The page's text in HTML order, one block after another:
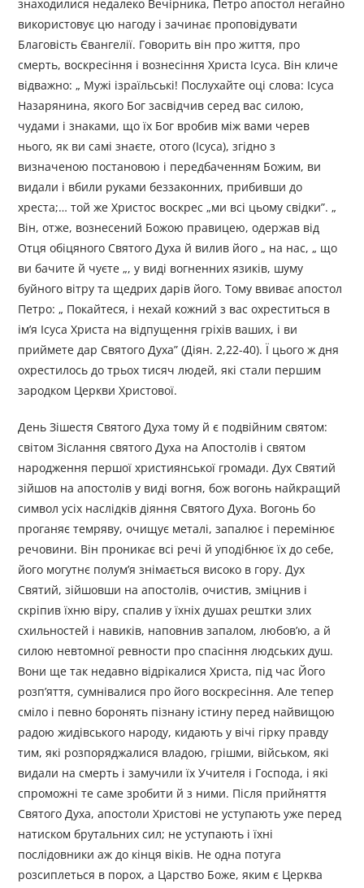
знаходилися недалеко Вечірника, Петро апостол негайно
використовує цю нагоду і зачинає проповідувати
Благовість Євангелії. Говорить він про життя, про
смерть, воскресіння і вознесіння Христа Ісуса. Він кличе
відважно: „ Мужі ізраїльські! Послухайте оці слова: Ісуса
Назарянина, якого Бог засвідчив серед вас силою,
чудами і знаками, що їх Бог вробив між вами черев
нього, як ви самі знаєте, отого (Ісуса), згідно з
визначеною постановою і передбаченням Божим, ви
видали і вбили руками беззаконних, прибивши до
хреста;… той же Христос воскрес „ми всі цьому свідки”. „
Він, отже, вознесений Божою правицею, одержав від
Отця обіцяного Святого Духа й вилив його „ на нас, „ що
ви бачите й чуєте „, у виді вогненних язиків, шуму
буйного вітру та щедрих дарів його. Тому ввиває апостол
Петро: „ Покайтеся, і нехай кожний з вас охреститься в
ім’я Ісуса Христа на відпущення гріхів ваших, і ви
приймете дар Святого Духа” (Діян. 2,22-40). Ї цього ж дня
охрестилось до трьох тисяч людей, які стали першим
зародком Церкви Христової.
День Зішестя Святого Духа тому й є подвійним святом:
світом Зіслання святого Духа на Апостолів і святом
народження першої християнської громади. Дух Святий
зійшов на апостолів у виді вогня, бож вогонь найкращий
символ усіх наслідків діяння Святого Духа. Вогонь бо
проганяє темряву, очищує металі, запалює і перемінює
речовини. Він проникає всі речі й уподібнює їх до себе,
його могутнє полум’я знімається високо в гору. Дух
Святий, зійшовши на апостолів, очистив, зміцнив і
скріпив їхню віру, спалив у їхніх душах рештки злих
схильностей і навиків, наповнив запалом, любов’ю, а й
силою невтомної ревности про спасіння людських душ.
Вони ще так недавно відрікалися Христа, під час Його
розп’яття, сумнівалися про його воскресіння. Але тепер
сміло і певно боронять пізнану істину перед найвищою
радою жидівського народу, кидають у вічі гірку правду
тим, які розпоряджалися владою, грішми, військом, які
видали на смерть і замучили їх Учителя і Господа, і які
спроможні те саме зробити й з ними. Після прийняття
Святого Духа, апостоли Христові не уступають уже перед
натиском брутальних сил; не уступають і їхні
послідовники аж до кінця віків. Не одна потуга
розсиплеться в порох, а Царство Боже, яким є Церква